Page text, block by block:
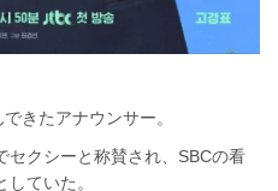
きたアナウンサー。
セクシーと称賛され、SBCの看
ていた。